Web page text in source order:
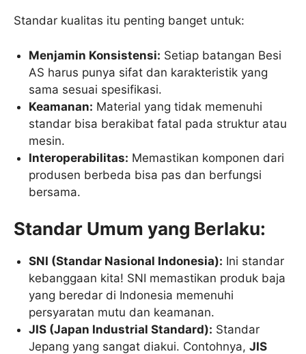
Standar kualitas itu penting banget untuk:
Menjamin Konsistensi: Setiap batangan Besi
AS harus punya sifat dan karakteristik yang
sama sesuai spesifikasi.
Keamanan: Material yang tidak memenuhi
standar bisa berakibat fatal pada struktur atau
mesin.
Interoperabilitas: Memastikan komponen dari
produsen berbeda bisa pas dan berfungsi
bersama.
Standar Umum yang Berlaku:
SNI (Standar Nasional Indonesia): Ini standar
kebanggaan kita! SNI memastikan produk baja
yang beredar di Indonesia memenuhi
persyaratan mutu dan keamanan.
JIS (Japan Industrial Standard): Standar
Jepang yang sangat diakui. Contohnya,JIS